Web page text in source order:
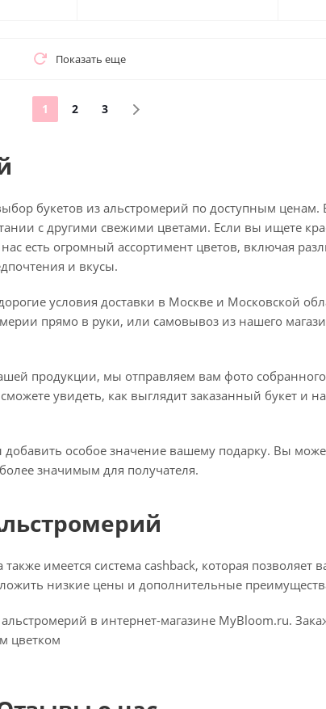
Показать еще
1 2 3
букетов из альстромерий по доступным ценам.
с другими свежими цветами. Если вы ищете
есть огромный ассортимент цветов, включая
и вкусы.
условия доставки в Москве и Московской
прямо в руки, или самовывоз из нашего
продукции, мы отправляем вам фото собранного
увидеть, как выглядит заказанный букет и
добавить особое значение вашему подарку. Вы
значимым для получателя.
имеется система cashback, которая позволяет
низкие цены и дополнительные
в интернет-магазине MyBloom.ru.
цветком